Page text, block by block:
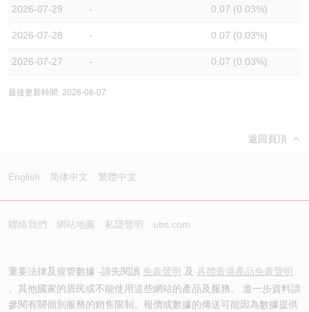
2026-07-29 - 0.07 (0.03%)
2026-07-28 - 0.07 (0.03%)
2026-07-27 - 0.07 (0.03%)
最後更新時間: 2026-08-07
返回頁頂
English 简体中文 繁體中文
聯絡我們 網站地圖 私隱聲明 ubs.com
重要法律及規管數據 -請先閱讀 免責聲明 及 具體香港產品免責聲明
。其他國家的居民或不能使用這些網站的產品及服務。 進一步資料請
參閱有關個別服務的銷售限制。報價或數據的傳送可能因為數據提供